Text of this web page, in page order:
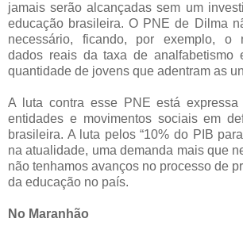
jamais serão alcançadas sem um
educação brasileira. O PNE de Dilma
necessário, ficando, por exemplo, o
dados reais da taxa de analfabetismo
quantidade de jovens que adentram as
A luta contra esse PNE está
entidades e movimentos sociais em
brasileira. A luta pelos “10% do PIB
na atualidade, uma demanda mais que
não tenhamos avanços no processo de
da educação no país.
No Maranhão